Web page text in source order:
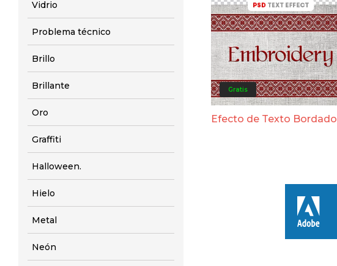
Vidrio
Problema técnico
Brillo
Brillante
Oro
Graffiti
Halloween.
Hielo
Metal
Neón
Gratis
Efecto de Texto Bordado